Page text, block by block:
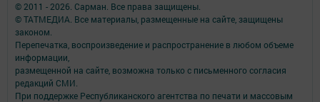
© 2011 - 2026. Сарман. Все права защищены.
© ТАТМЕДИА. Все материалы, размещенные на сайте, защищены
законом.
Перепечатка, воспроизведение и распространение в любом объеме
информации,
размещенной на сайте, возможна только с письменного согласия
редакций СМИ.
При поддержке Республиканского агентства по печати и массовым